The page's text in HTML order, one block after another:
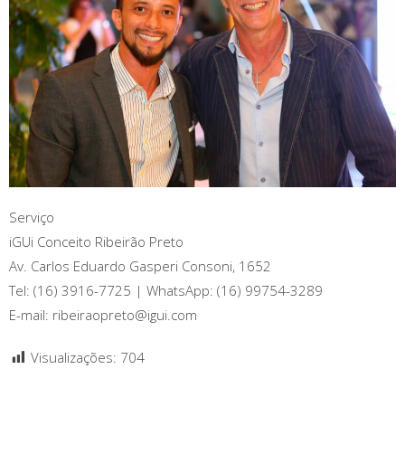
Serviço
iGUi Conceito Ribeirão Preto
Av. Carlos Eduardo Gasperi Consoni, 1652
Tel: (16) 3916-7725 | WhatsApp: (16) 99754-3289
E-mail: ribeiraopreto@igui.com
Visualizações: 704